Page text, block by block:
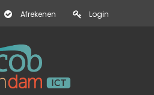
Afrekenen Login